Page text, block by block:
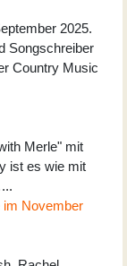
2025.
Songschreiber
Country Music
Merle" mit
ist es wie mit
im November